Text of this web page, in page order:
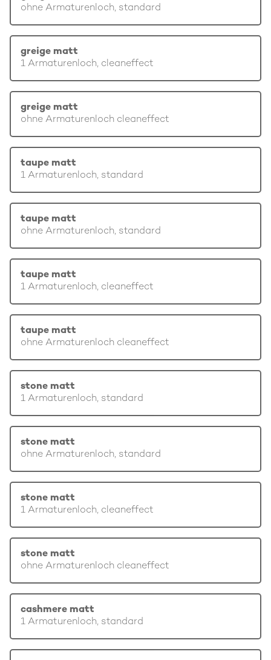
ohne Armaturenloch, standard
greige matt
1 Armaturenloch, cleaneffect
greige matt
ohne Armaturenloch cleaneffect
taupe matt
1 Armaturenloch, standard
taupe matt
ohne Armaturenloch, standard
taupe matt
1 Armaturenloch, cleaneffect
taupe matt
ohne Armaturenloch cleaneffect
stone matt
1 Armaturenloch, standard
stone matt
ohne Armaturenloch, standard
stone matt
1 Armaturenloch, cleaneffect
stone matt
ohne Armaturenloch cleaneffect
cashmere matt
1 Armaturenloch, standard